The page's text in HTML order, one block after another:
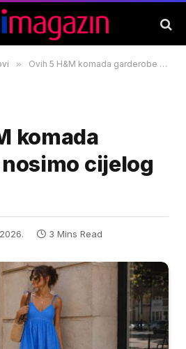
» Ovih 5 H&M komada garderobe nosimo cijelog ljeta
komada
cijelog
3 Mins Read